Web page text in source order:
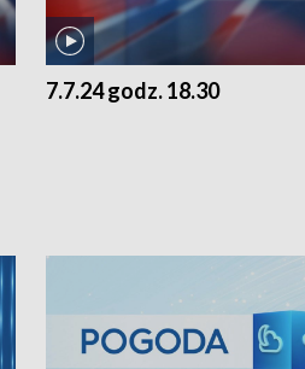
7.7.24 godz. 18.30